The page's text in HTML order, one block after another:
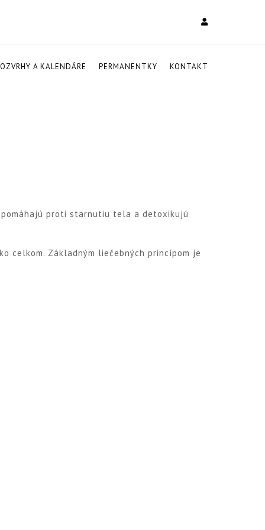
A KALENDÁRE PERMANENTKY KONTAKT
pomáhajú proti starnutiu tela a detoxikujú
celkom. Základným liečebných princípom je